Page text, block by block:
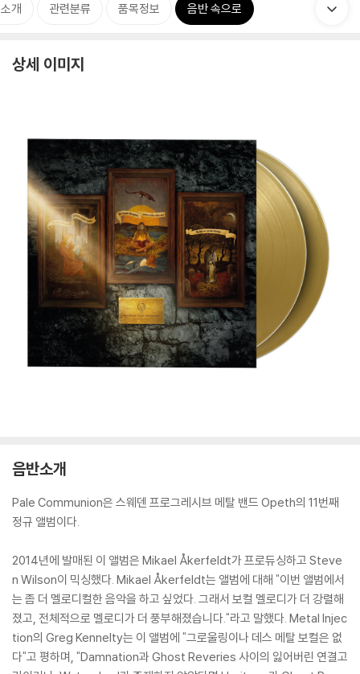
개 관련분류 품목정보 음반 속으로
상세 이미지
음반소개
Pale Communion은 스웨덴 프로그레시브 메탈 밴드 Opeth의 11번째
정규 앨범이다.
2014년에 발매된 이 앨범은 Mikael Åkerfeldt가 프로듀싱하고 Steve
n Wilson이 믹싱했다. Mikael Åkerfeldt는 앨범에 대해 "이번 앨범에서
는 좀 더 멜로디컬한 음악을 하고 싶었다. 그래서 보컬 멜로디가 더 강렬해
졌고, 전체적으로 멜로디가 더 풍부해졌습니다."라고 말했다. Metal Injec
tion의 Greg Kennelty는 이 앨범에 "그로울링이나 데스 메탈 보컬은 없
다"고 평하며, "Damnation과 Ghost Reveries 사이의 잃어버린 연결고